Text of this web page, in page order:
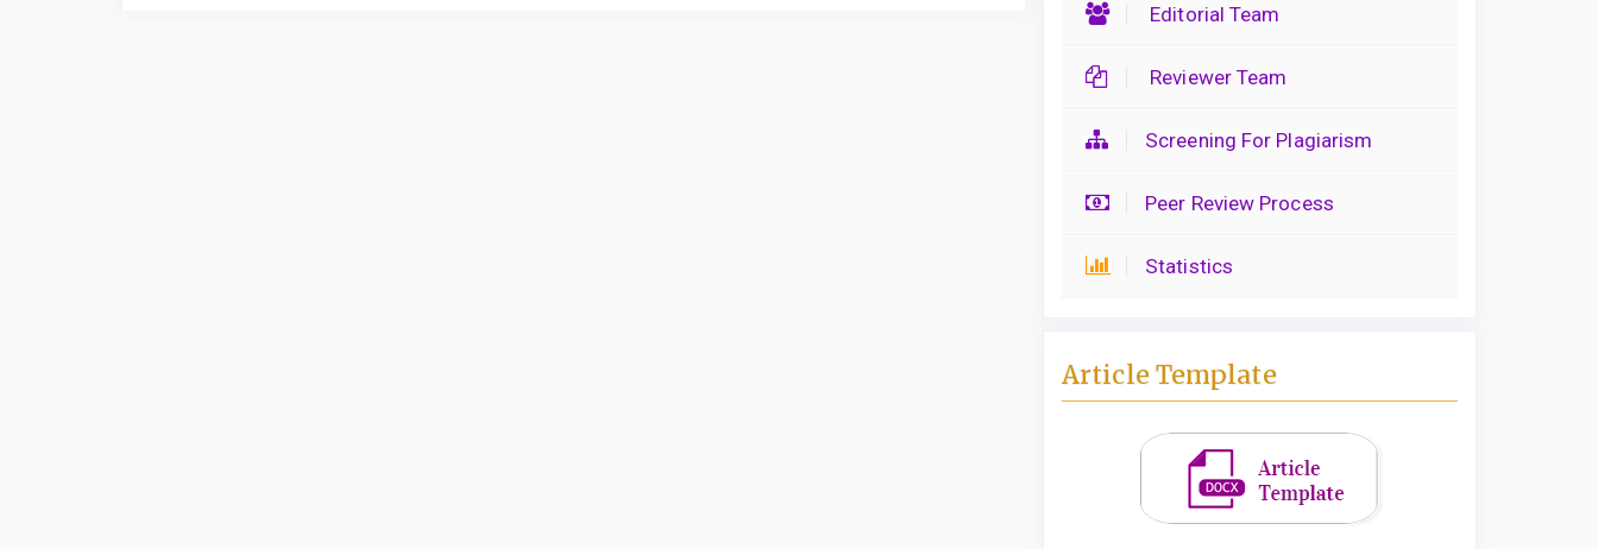
Editorial Team
Reviewer Team
Screening For Plagiarism
Peer Review Process
Statistics
Article Template